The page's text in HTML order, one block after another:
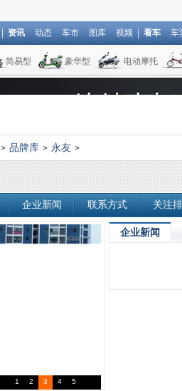
资讯 动态 车市 图库 视频 看车 车
简易型 豪华型 电动摩托
> 品牌库 > 永友 >
企业新闻 联系方式 关注
1 2 3 4 5
企业新闻